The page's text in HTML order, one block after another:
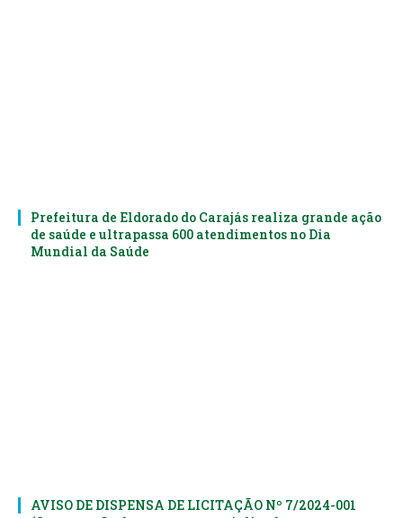
Prefeitura de Eldorado do Carajás realiza grande ação
de saúde e ultrapassa 600 atendimentos no Dia
Mundial da Saúde
AVISO DE DISPENSA DE LICITAÇÃO Nº 7/2024-001